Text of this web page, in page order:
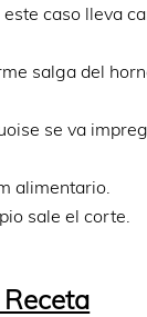
caso lleva
salga del
se va
alimentario.
sale el corte.